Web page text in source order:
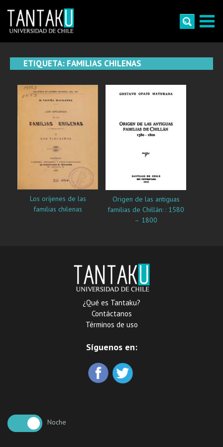
content
ETIQUETA: FAMILIAS CHILENAS
Los oríjenes de las
familias chilenas
Origen de las antiguas
familias de Chillán: : 1580
– 1800
¿Qué es Tantaku?
Contáctanos
Términos de uso
Síguenos en:
Noche